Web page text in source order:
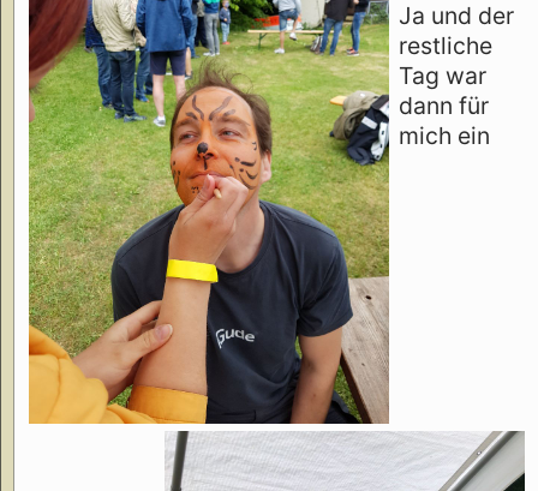
Ja und der
restliche
Tag war
dann für
mich ein